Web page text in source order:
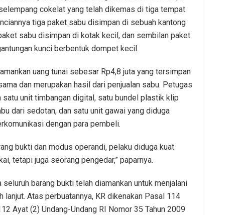
cokelat yang telah dikemas di tiga tempat
tiga paket sabu disimpan di sebuah kantong
sabu disimpan di kotak kecil, dan sembilan paket
kunci berbentuk dompet kecil.
uang tunai sebesar Rp4,8 juta yang tersimpan
dan merupakan hasil dari penjualan sabu. Petugas
satu unit timbangan digital, satu bundel plastik klip
dari sedotan, dan satu unit gawai yang diduga
dengan para pembeli.
bukti dan modus operandi, pelaku diduga kuat
tetapi juga seorang pengedar,” paparnya.
barang bukti telah diamankan untuk menjalani
lanjut. Atas perbuatannya, KR dikenakan Pasal 114
Ayat (2) Undang-Undang RI Nomor 35 Tahun 2009